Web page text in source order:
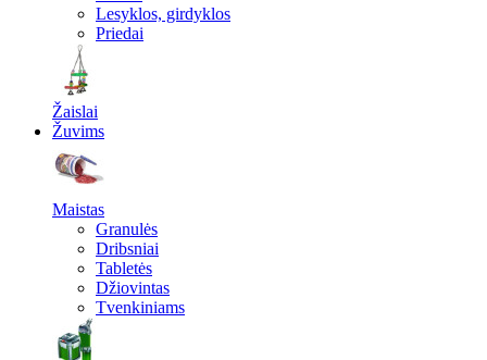
Lesyklos, girdyklos
Priedai
Žaislai
Žuvims
Maistas
Granulės
Dribsniai
Tabletės
Džiovintas
Tvenkiniams